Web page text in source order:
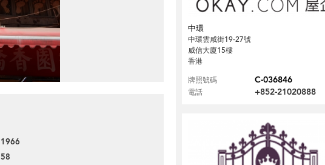
1966
58
中環
中環雲咸街19-27號
威信大廈15樓
香港
牌照號碼
C-036846
電話 +852-21020888